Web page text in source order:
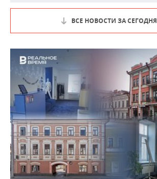
ВСЕ НОВОСТИ ЗА СЕГОДНЯ